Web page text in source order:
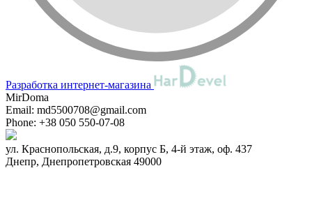
Разработка интернет-магазина
MirDoma
Email: md5500708@gmail.com
Phone: +38 050 550-07-08
ул. Краснопольская, д.9, корпус Б, 4-й этаж, оф. 437
Днепр, Днепропетровская 49000